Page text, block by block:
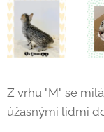
Z vrhu "M" se
úžasnými lidmi